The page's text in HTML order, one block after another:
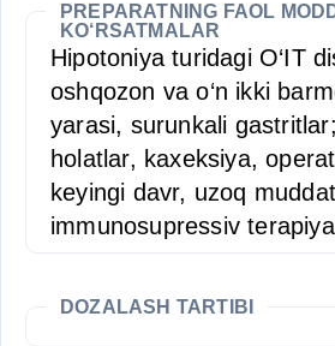
PREPARATNING FAOL
KO‘RSATMALAR
Hipotoniya turidagi O‘IT
oshqozon va o‘n ikki
yarasi, surunkali
holatlar, kaxeksiya,
keyingi davr, uzoq
immunosupressiv
DOZALASH TARTIBI